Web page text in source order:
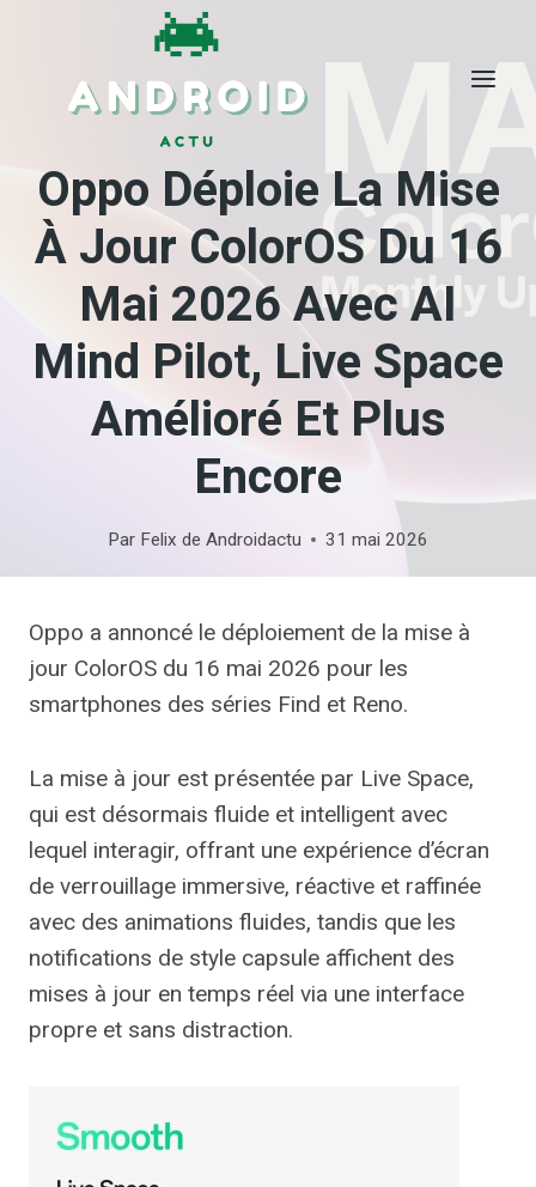
Oppo Déploie La Mise
À Jour ColorOS Du 16
Mai 2026 Avec AI
Mind Pilot, Live Space
Amélioré Et Plus
Encore
Par Felix de Androidactu 31 mai 2026
Oppo a annoncé le déploiement de la mise à
jour ColorOS du 16 mai 2026 pour les
smartphones des séries Find et Reno.
La mise à jour est présentée par Live Space,
qui est désormais fluide et intelligent avec
lequel interagir, offrant une expérience d’écran
de verrouillage immersive, réactive et raffinée
avec des animations fluides, tandis que les
notifications de style capsule affichent des
mises à jour en temps réel via une interface
propre et sans distraction.